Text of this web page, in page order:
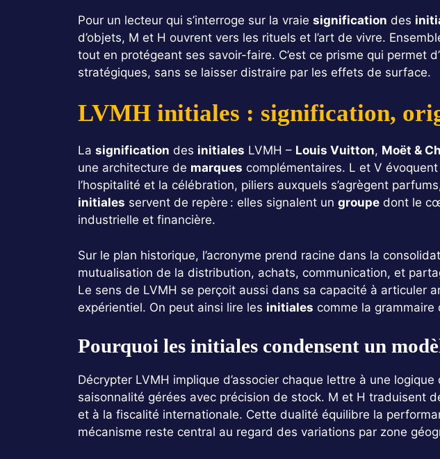
Pour un lecteur qui s’interroge sur la vraie signification des
d’objets, M et H ouvrent vers les rituels et l’art de vivre.
tout en protégeant ses savoir-faire. C’est ce prisme qui permet
stratégiques, sans se laisser distraire par les effets de surface.
LVMH initiales : signification,
La signification des initiales LVMH – Louis Vuitton, Moët &
une architecture de marques complémentaires. L et V évoquent
l’hospitalité et la célébration, piliers auxquels s’agrègent
initiales servent de repère : elles signalent un groupe dont le
industrielle et financière.
Sur le plan historique, l’acronyme prend racine dans la
mutualisation de la distribution, achats, communication, et
Le sens de LVMH se perçoit aussi dans sa capacité à articuler
expérientiel. On peut ainsi lire les initiales comme la grammaire
Pourquoi les initiales condensent un
Décrypter LVMH implique d’associer chaque lettre à une
saisonnalité gérées avec précision de stock. M et H traduisent
et à la fiscalité internationale. Cette dualité équilibre la
mécanisme reste central au regard des variations par zone